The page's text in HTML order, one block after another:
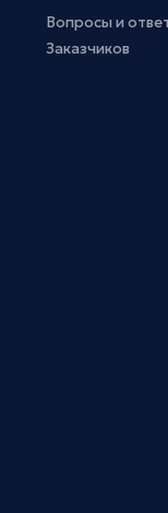
Вопросы и
Заказчиков